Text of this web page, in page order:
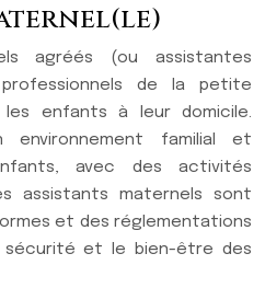
agréés (ou assistantes
de la petite
enfants à leur domicile.
familial et
avec des activités
assistants maternels sont
et des réglementations
et le bien-être des